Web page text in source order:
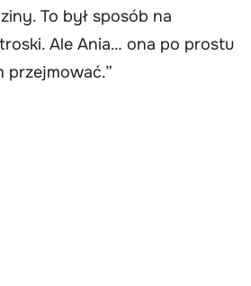
To był sposób na
Ale Ania… ona po prostu
przejmować.”